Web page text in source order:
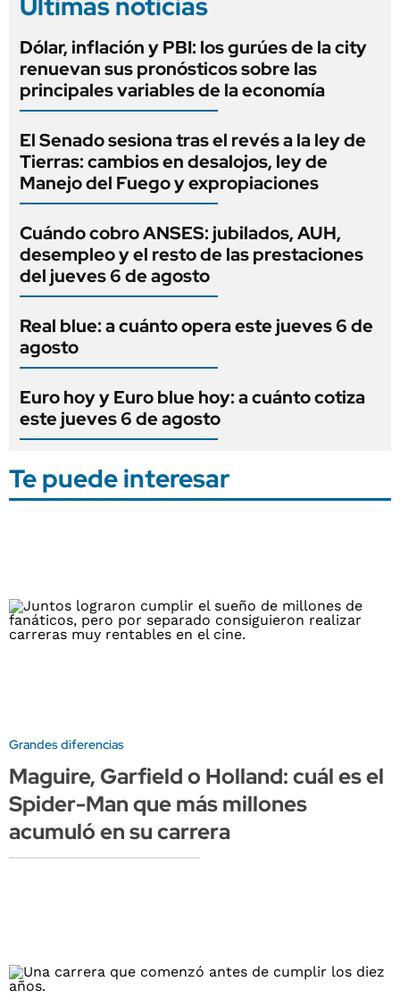
Dólar, inflación y PBI: los gurúes de la city
renuevan sus pronósticos sobre las
principales variables de la economía
El Senado sesiona tras el revés a la ley de
Tierras: cambios en desalojos, ley de
Manejo del Fuego y expropiaciones
Cuándo cobro ANSES: jubilados, AUH,
desempleo y el resto de las prestaciones
del jueves 6 de agosto
Real blue: a cuánto opera este jueves 6 de
agosto
Euro hoy y Euro blue hoy: a cuánto cotiza
este jueves 6 de agosto
Te puede interesar
Grandes diferencias
Maguire, Garfield o Holland: cuál es el
Spider-Man que más millones
acumuló en su carrera